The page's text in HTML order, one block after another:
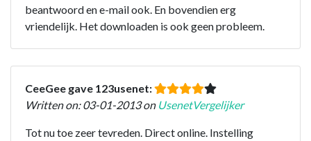
beantwoord en e-mail ook. En bovendien erg
vriendelijk. Het downloaden is ook geen probleem.
CeeGee gave 123usenet:
Written on: 03-01-2013 on UsenetVergelijker
Tot nu toe zeer tevreden. Direct online. Instelling